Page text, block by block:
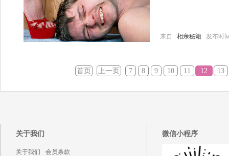
来自 相亲秘籍 发布时
首页 上一页 7 8 9 10 11 12 13
关于我们
关于我们 会员条款
微信小程序